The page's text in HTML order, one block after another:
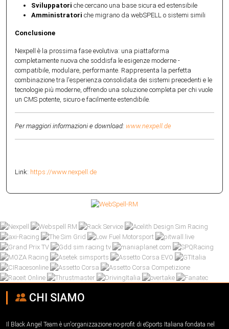
Sviluppatori che cercano una base sicura ed estensibile
Amministratori che migrano da webSPELL o sistemi simili
Conclusione
Nexpell è la prossima fase evolutiva: una piattaforma
completamente nuova che soddisfa le esigenze moderne -
compatibile, modulare, performante. Rappresenta la perfetta
combinazione tra l'esperienza consolidata dei sistemi precedenti e le
tecnologie più moderne, offrendo una soluzione completa per chi vuole
un CMS potente, sicuro e facilmente estendibile.
Per maggiori informazioni e download: www.nexpell.de
Link: https://www.nexpell.de
CHI SIAMO
Il Black Angel Team è un'organizzazione no-profit di eSports Italiana fondata nel